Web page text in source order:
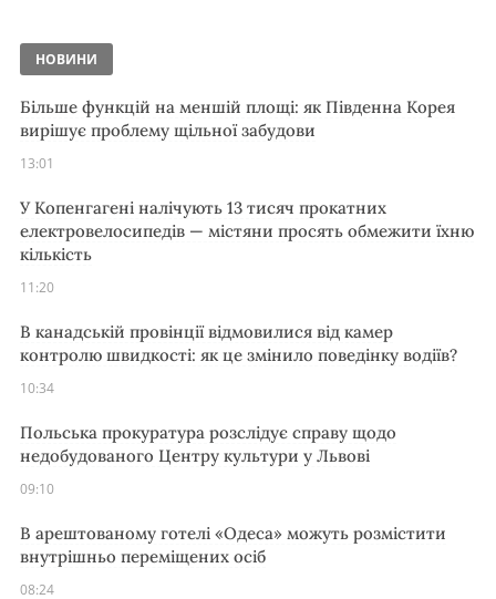
НОВИНИ
Більше функцій на меншій площі: як Південна Корея
вирішує проблему щільної забудови
13:01
У Копенгагені налічують 13 тисяч прокатних
електровелосипедів — містяни просять обмежити їхню
кількість
11:20
В канадській провінції відмовилися від камер
контролю швидкості: як це змінило поведінку водіїв?
10:34
Польська прокуратура розслідує справу щодо
недобудованого Центру культури у Львові
09:10
В арештованому готелі «Одеса» можуть розмістити
внутрішньо переміщених осіб
08:24